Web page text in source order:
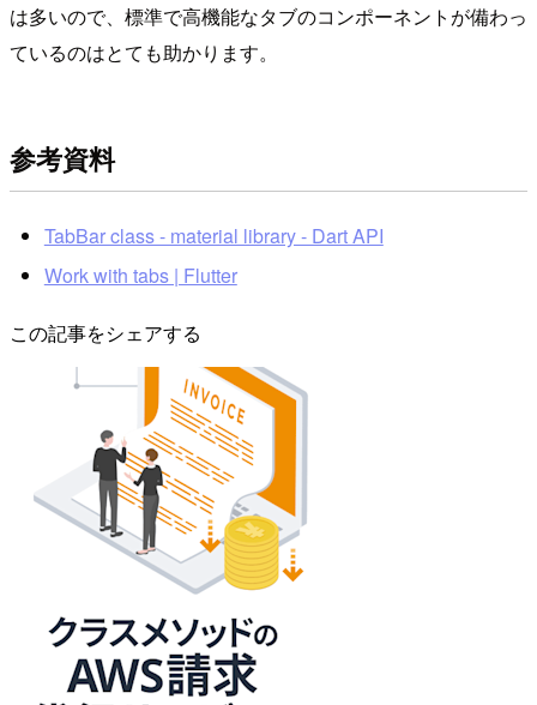
は多いので、標準で高機能なタブのコンポーネントが備わっ
ているのはとても助かります。
参考資料
TabBar class - material library - Dart API
Work with tabs | Flutter
この記事をシェアする